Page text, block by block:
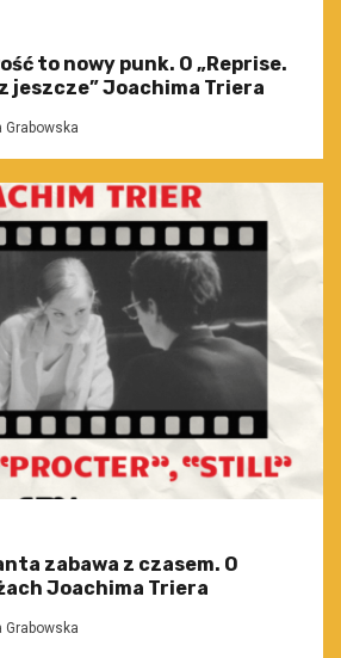
to nowy punk. O „Reprise.
jeszcze” Joachima Triera
Grabowska
zabawa z czasem. O
Joachima Triera
Grabowska